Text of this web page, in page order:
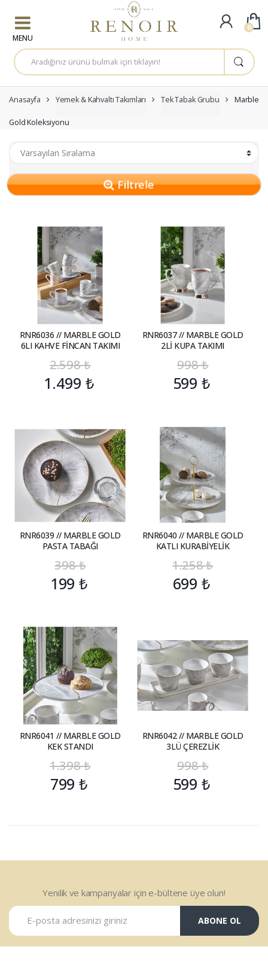
A
r
a
a
:
Anasayfa Yemek & Kahvaltı Takımları Tek Tabak Grubu Marble
Gold Koleksiyonu
Filtrele
RNR6036 // MARBLE GOLD
6LI KAHVE FİNCAN TAKIMI
2.598₺
1.499 ₺
RNR6037 // MARBLE GOLD
2Lİ KUPA TAKIMI
998₺
599 ₺
RNR6039 // MARBLE GOLD
PASTA TABAĞI
398₺
199₺
RNR6040 // MARBLE GOLD
KATLI KURABİYELİK
1.258₺
699 ₺
RNR6041 // MARBLE GOLD
KEK STANDI
1.398₺
799₺
RNR6042 // MARBLE GOLD
3LÜ ÇEREZLİK
998₺
599 ₺
Yenilik ve kampanyalar için e-bültene üye olun!
ABONE OL
0